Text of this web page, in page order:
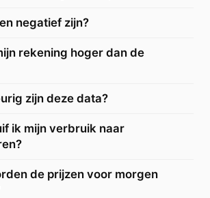
negatief zijn?
rekening hoger dan de
zijn deze data?
ik mijn verbruik naar
de prijzen voor morgen